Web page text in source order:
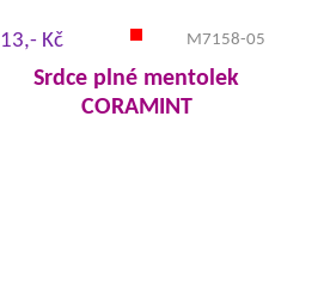
13,- Kč M7158-05
Srdce plné mentolek
CORAMINT